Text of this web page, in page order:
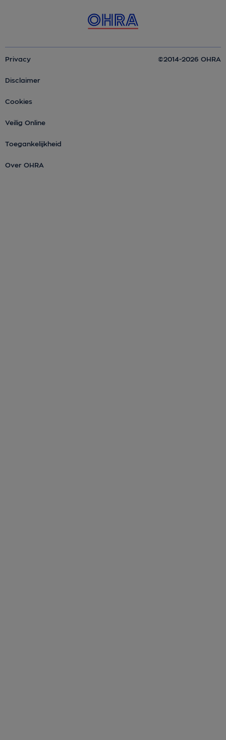
Privacy
Disclaimer
Cookies
Veilig Online
Toegankelijkheid
Over OHRA
©2014-2026 OHRA